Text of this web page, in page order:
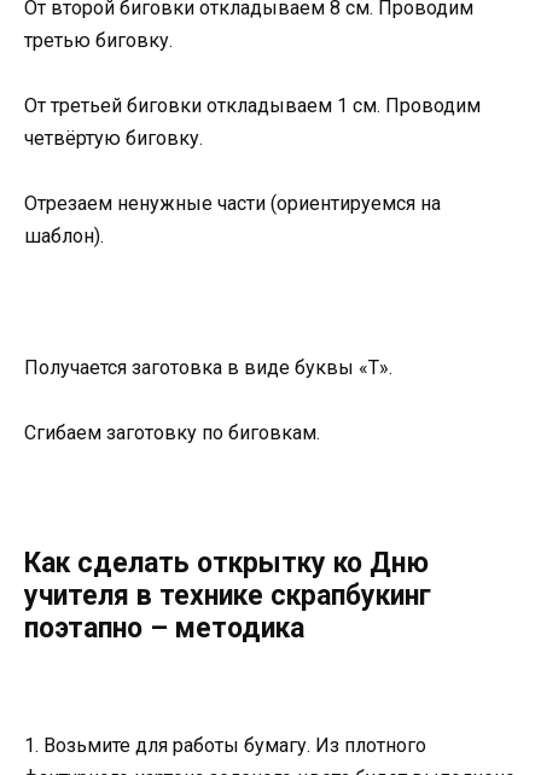
От второй биговки откладываем 8 см. Проводим
третью биговку.
От третьей биговки откладываем 1 см. Проводим
четвёртую биговку.
Отрезаем ненужные части (ориентируемся на
шаблон).
Получается заготовка в виде буквы «Т».
Сгибаем заготовку по биговкам.
Как сделать открытку ко Дню
учителя в технике скрапбукинг
поэтапно – методика
1. Возьмите для работы бумагу. Из плотного